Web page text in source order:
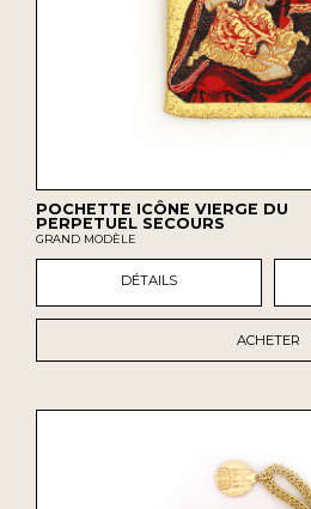
POCHETTE ICÔNE VIERGE DU
PERPETUEL SECOURS
GRAND MODÈLE
DÉTAILS
ACHETER